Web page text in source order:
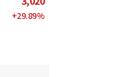
+29.89%